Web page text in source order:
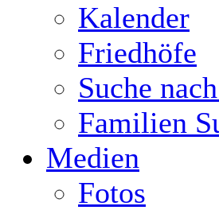
Kalender
Friedhöfe
Suche
Familien
Medien
Fotos